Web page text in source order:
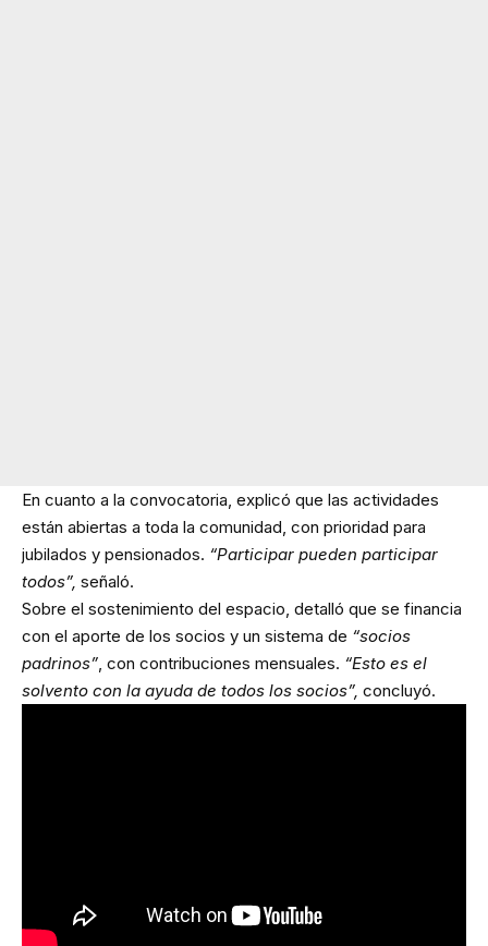
En cuanto a la convocatoria, explicó que las actividades
están abiertas a toda la comunidad, con prioridad para
jubilados y pensionados. “Participar pueden participar
todos”, señaló.
Sobre el sostenimiento del espacio, detalló que se financia
con el aporte de los socios y un sistema de “socios
padrinos”, con contribuciones mensuales. “Esto es el
solvento con la ayuda de todos los socios”, concluyó.